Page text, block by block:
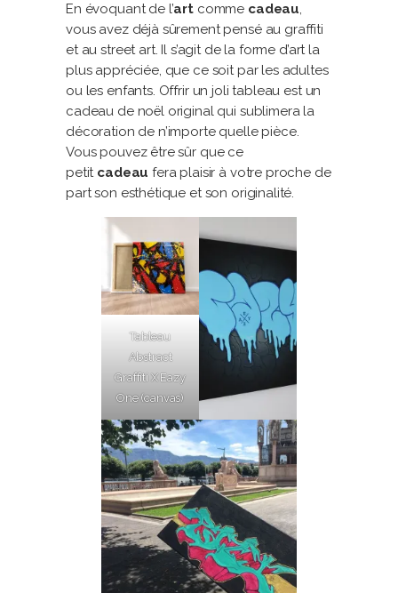
En évoquant de l’art comme cadeau,
vous avez déjà sûrement pensé au graffiti
et au street art. Il s’agit de la forme d’art la
plus appréciée, que ce soit par les adultes
ou les enfants. Offrir un joli tableau est un
cadeau de noël original qui sublimera la
décoration de n’importe quelle pièce.
Vous pouvez être sûr que ce
petitcadeau fera plaisir à votre proche de
part son esthétique et son originalité.
Tableau
Abstract
Graffiti X Eazy
One (canvas)